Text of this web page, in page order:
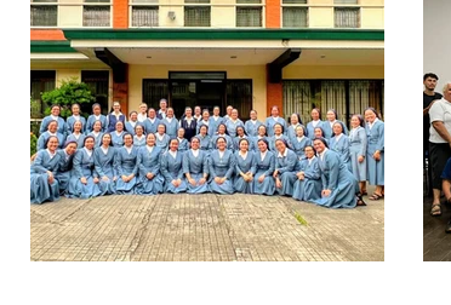
cooperadoras Antônia y Rosângela comparten
sus impresiones y experiencias de este
momento: Vivimos días de gracia durante el
encuentro; experimen